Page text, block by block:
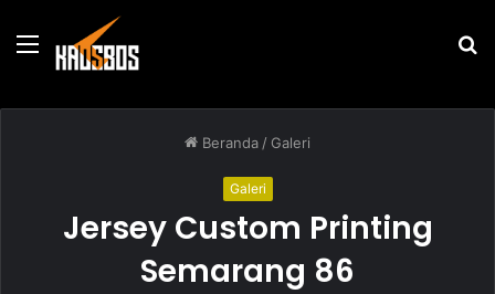
Menu
Beranda / Galeri
Galeri
Jersey Custom Printing
Semarang 86